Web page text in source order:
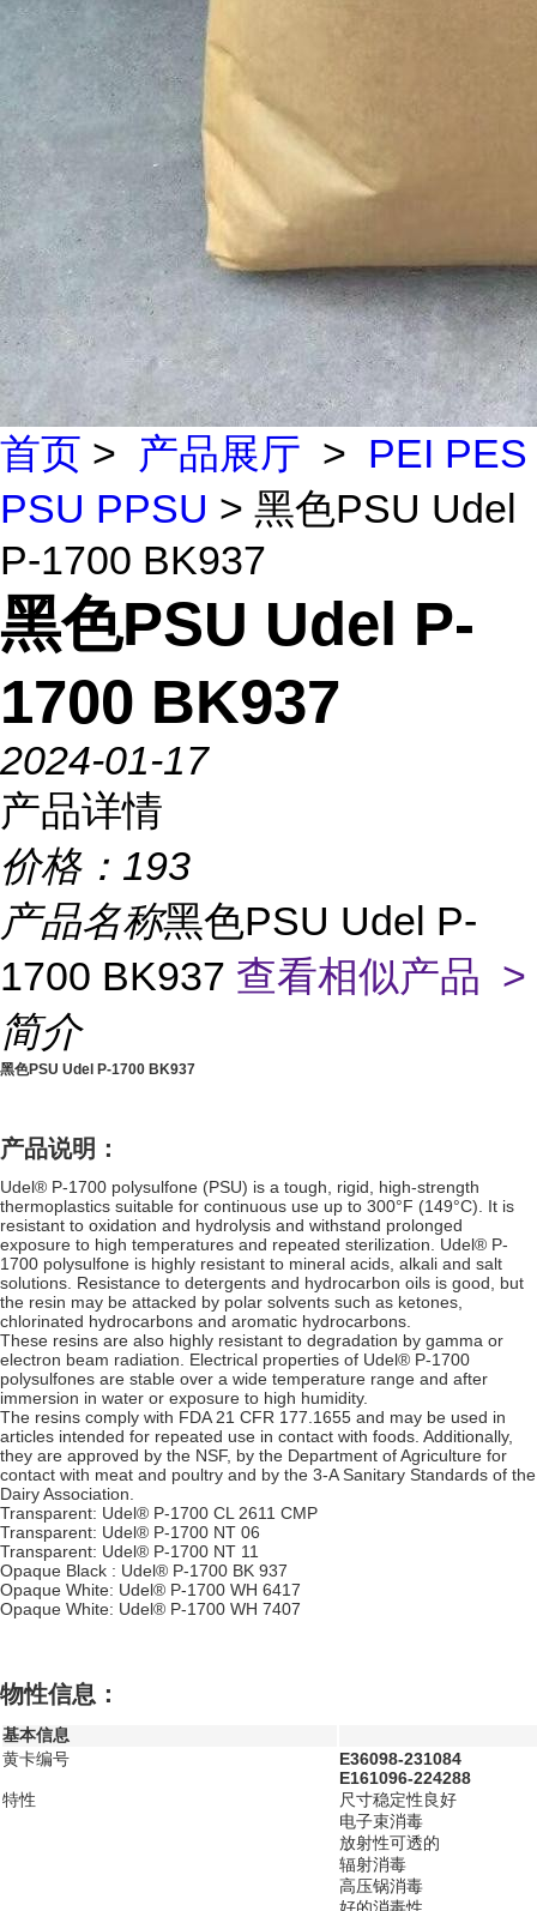
首页 > 产品展厅 > PEI PES
PSU PPSU > 黑色PSU Udel
P-1700 BK937
黑色PSU Udel P-
1700 BK937
2024-01-17
产品详情
价格： 193
产品名称黑色PSU Udel P-
1700 BK937 查看相似产品 >
简介
黑色PSU Udel P-1700 BK937
产品说明：
Udel® P-1700 polysulfone (PSU) is a tough, rigid, high-strength
thermoplastics suitable for continuous use up to 300°F (149°C). It is
resistant to oxidation and hydrolysis and withstand prolonged
exposure to high temperatures and repeated sterilization. Udel® P-
1700 polysulfone is highly resistant to mineral acids, alkali and salt
solutions. Resistance to detergents and hydrocarbon oils is good, but
the resin may be attacked by polar solvents such as ketones,
chlorinated hydrocarbons and aromatic hydrocarbons.
These resins are also highly resistant to degradation by gamma or
electron beam radiation. Electrical properties of Udel® P-1700
polysulfones are stable over a wide temperature range and after
immersion in water or exposure to high humidity.
The resins comply with FDA 21 CFR 177.1655 and may be used in
articles intended for repeated use in contact with foods. Additionally,
they are approved by the NSF, by the Department of Agriculture for
contact with meat and poultry and by the 3-A Sanitary Standards of the
Dairy Association.
Transparent: Udel® P-1700 CL 2611 CMP
Transparent: Udel® P-1700 NT 06
Transparent: Udel® P-1700 NT 11
Opaque Black : Udel® P-1700 BK 937
Opaque White: Udel® P-1700 WH 6417
Opaque White: Udel® P-1700 WH 7407
物性信息：
基本信息
黄卡编号
E36098-231084
E161096-224288
特性
尺寸稳定性良好
电子束消毒
放射性可透的
辐射消毒
高压锅消毒